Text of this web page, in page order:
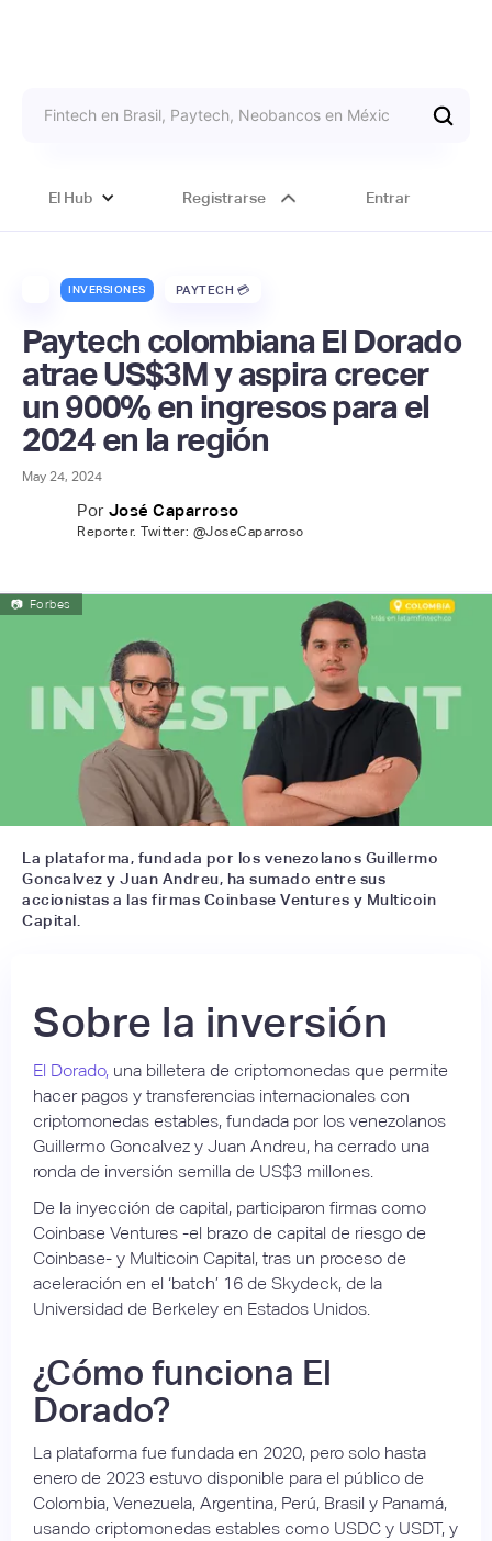
El Hub Registrarse Entrar
INVERSIONES PAYTECH 💳
Paytech colombiana El Dorado
atrae US$3M y aspira crecer
un 900% en ingresos para el
2024 en la región
May 24, 2024
Por José Caparroso
Reporter. Twitter: @JoseCaparroso
📷 Forbes
La plataforma, fundada por los venezolanos Guillermo
Goncalvez y Juan Andreu, ha sumado entre sus
accionistas a las firmas Coinbase Ventures y Multicoin
Capital.
Sobre la inversión
El Dorado, una billetera de criptomonedas que permite
hacer pagos y transferencias internacionales con
criptomonedas estables, fundada por los venezolanos
Guillermo Goncalvez y Juan Andreu, ha cerrado una
ronda de inversión semilla de US$3 millones.
De la inyección de capital, participaron firmas como
Coinbase Ventures -el brazo de capital de riesgo de
Coinbase- y Multicoin Capital, tras un proceso de
aceleración en el ‘batch’ 16 de Skydeck, de la
Universidad de Berkeley en Estados Unidos.
¿Cómo funciona El
Dorado?
La plataforma fue fundada en 2020, pero solo hasta
enero de 2023 estuvo disponible para el público de
Colombia, Venezuela, Argentina, Perú, Brasil y Panamá,
usando criptomonedas estables como USDC y USDT, y